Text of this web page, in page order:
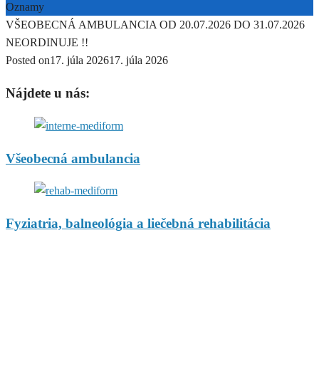
Oznamy
VŠEOBECNÁ AMBULANCIA OD 20.07.2026 DO 31.07.2026
NEORDINUJE !!
Posted on17. júla 202617. júla 2026
Nájdete u nás:
Všeobecná ambulancia
Fyziatria, balneológia a liečebná rehabilitácia